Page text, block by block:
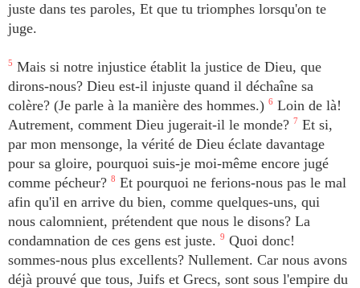
juste dans tes paroles, Et que tu triomphes lorsqu'on te
juge.
5 Mais si notre injustice établit la justice de Dieu, que
dirons-nous? Dieu est-il injuste quand il déchaîne sa
colère? (Je parle à la manière des hommes.) 6 Loin de là!
Autrement, comment Dieu jugerait-il le monde? 7 Et si,
par mon mensonge, la vérité de Dieu éclate davantage
pour sa gloire, pourquoi suis-je moi-même encore jugé
comme pécheur? 8 Et pourquoi ne ferions-nous pas le mal
afin qu'il en arrive du bien, comme quelques-uns, qui
nous calomnient, prétendent que nous le disons? La
condamnation de ces gens est juste. 9 Quoi donc!
sommes-nous plus excellents? Nullement. Car nous avons
déjà prouvé que tous, Juifs et Grecs, sont sous l'empire du